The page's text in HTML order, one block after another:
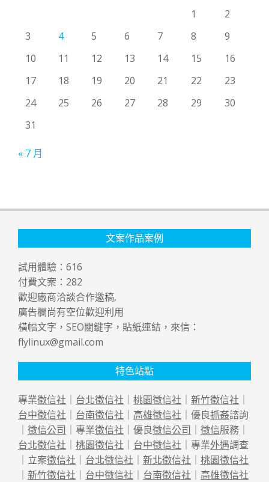
1
2
3
4 5 6 7 8
9
10
11 12 13 14 15
16
17
18 19 20 21 22
23
24
25 26 27 28 29
30
31
« 7 月
文案作品案例
試用體驗： 616
付費文案： 282
歡迎廠商洽談合作邀稿,
廣告欄尚有空位歡迎利用
橫幅文字，SEO關鍵字，貼紙連結，來信：
flylinux@gmail.com
特色站點
專業徵信社 ｜ 台北徵信社 ｜ 桃園徵信社 ｜ 新竹徵信社 ｜
台中徵信社 ｜ 台南徵信社 ｜ 高雄徵信社 ｜優良抓姦諮詢
｜ 徵信公司 ｜專業徵信社 ｜優良徵信公司 ｜ 徵信服務｜
台北徵信社 ｜ 桃園徵信社 ｜ 台中徵信社 ｜專業外遇調查
｜立案徵信社 ｜ 台北徵信社 ｜ 新北徵信社 ｜ 桃園徵信社
｜ 新竹徵信社 ｜ 台中徵信社 ｜ 台南徵信社 ｜ 高雄徵信社